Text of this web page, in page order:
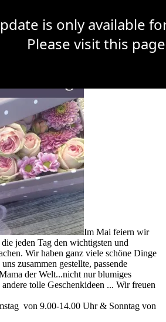
is only available
Please visit this
Mai ist Muttertag
Im Mai feiern wir
jeden Tag den wichtigsten und
Wir haben ganz viele schöne Dinge
zusammen gestellte, passende
der Welt...nicht nur blumiges
tolle Geschenkideen ... Wir freuen
von 9.00-14.00 Uhr & Sonntag von